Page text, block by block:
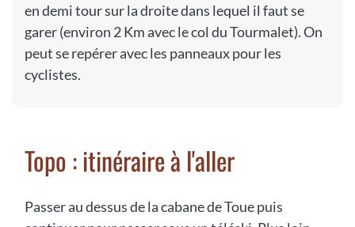
en demi tour sur la droite dans lequel il faut se
garer (environ 2 Km avec le col du Tourmalet). On
peut se repérer avec les panneaux pour les
cyclistes.
Topo : itinéraire à l'aller
Passer au dessus de la cabane de Toue puis